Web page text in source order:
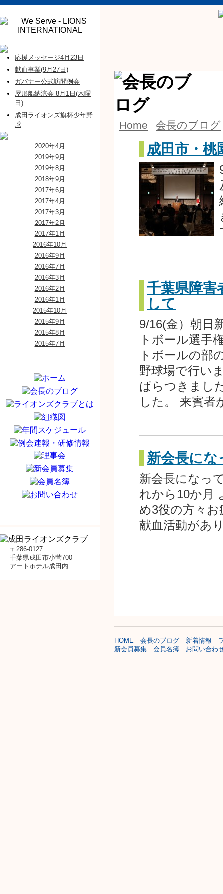
Home 会長のブログ
成田市・桃
千葉県障害
して
9/16(金）朝日
トボール選手
トボールの部
野球場で行い
ぱらつきまし
した。 来賓者
新会長にな
新会長になっ
れから10か月
め3役の方々
献血活動があ
HOME 会長のブログ 新着情報
新会員募集
会員名簿 お問い合わ
応援メッセージ4月23日
献血事業(9月27日)
ガバナー公式訪問例会
屋形船納涼会 8月1日(木曜
日)
成田ライオンズ旗杯少年野
球
2020年4月
2019年9月
2019年8月
2018年9月
2017年6月
2017年4月
2017年3月
2017年2月
2017年1月
2016年10月
2016年9月
2016年7月
2016年3月
2016年2月
2016年1月
2015年10月
2015年9月
2015年8月
2015年7月
〒286-0127
千葉県成田市小菅700
アートホテル成田内